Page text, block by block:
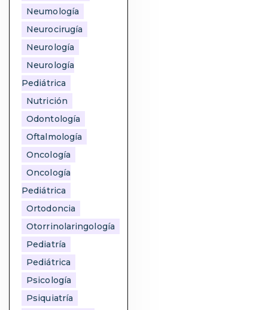
Neumología
Neurocirugía
Neurología
Neurología
Pediátrica
Nutrición
Odontología
Oftalmología
Oncología
Oncología
Pediátrica
Ortodoncia
Otorrinolaringología
Pediatría
Pediátrica
Psicología
Psiquiatría